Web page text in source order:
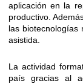
aplicación en la
productivo.
las biotecnologías
asistida.
La actividad
país gracias al